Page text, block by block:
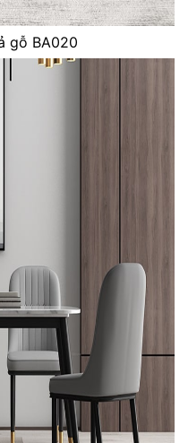
gỗ BA020